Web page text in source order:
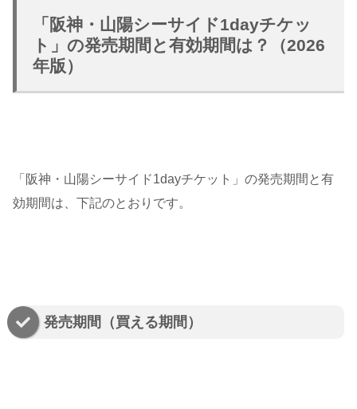
「阪神・山陽シーサイド1dayチケッ
ト」の発売期間と有効期間は？（2026
年版）
「阪神・山陽シーサイド1dayチケット」の発売期間と有
効期間は、下記のとおりです。
発売期間（買える期間）